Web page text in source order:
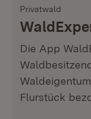
Privatwald
Die App
Flurstück